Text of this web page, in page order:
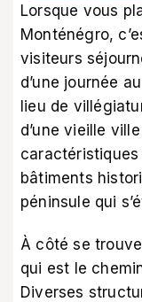
Lorsque vous
Monténégro,
visiteurs
d’une journée
lieu de
d’une vieille
bâtiments
péninsule qui
À côté se
qui est le
Diverses